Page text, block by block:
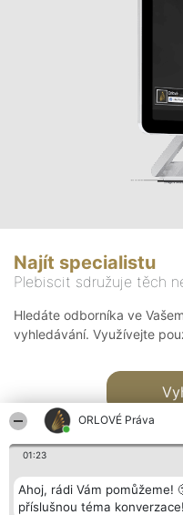
ORLOVÉ Práva
01:23
Ahoj, rádi Vám pomůžeme!
příslušnou téma
Najít specialistu
Plebiscit sdružuje těch
Hledáte odborníka ve
vyhledávání. Využívejte